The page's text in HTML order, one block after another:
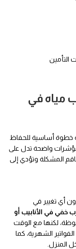
التأمين
مياه في
خطوة أساسية للحفاظ
مؤشرات واضحة تدل على
المشكلة وتؤدي إلى
أي تغيير في
خفي في الأنابيب أو
لكنها مع الوقت
الشهرية، كما
المنزل.